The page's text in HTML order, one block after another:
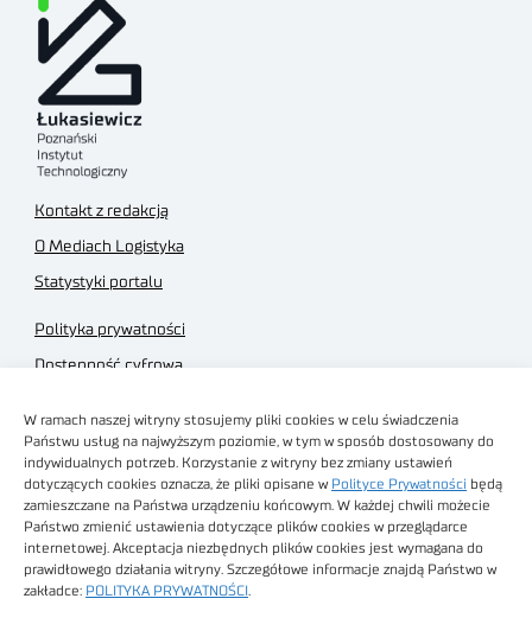
W ramach naszej witryny stosujemy pliki cookies w celu świadczenia
Państwu usług na najwyższym poziomie, w tym w sposób dostosowany do
indywidualnych potrzeb. Korzystanie z witryny bez zmiany ustawień
dotyczących cookies oznacza, że pliki opisane w Polityce Prywatności będą
zamieszczane na Państwa urządzeniu końcowym. W każdej chwili możecie
Państwo zmienić ustawienia dotyczące plików cookies w przeglądarce
internetowej. Akceptacja niezbędnych plików cookies jest wymagana do
prawidłowego działania witryny. Szczegółowe informacje znajdą Państwo w
zakładce: POLITYKA PRYWATNOŚCI
Kontakt z redakcją
O Mediach Logistyka
Statystyki portalu
Polityka prywatności
Dostępność cyfrowa
Regulamin sklepu
Obrazy stockowe
autorstwa